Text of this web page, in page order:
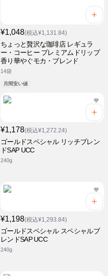
¥1,048(税込¥1,131.84)
ちょっと贅沢な珈琲店 レギュラ
ー・コーヒー プレミアムドリップ
香り華やぐモカ・ブレンド
14袋
月間安い値
¥1,178(税込¥1,272.24)
ゴールドスペシャル リッチブレン
ドSAP UCC
240g
¥1,198(税込¥1,293.84)
ゴールドスペシャル スペシャルブ
レンドSAP UCC
240g